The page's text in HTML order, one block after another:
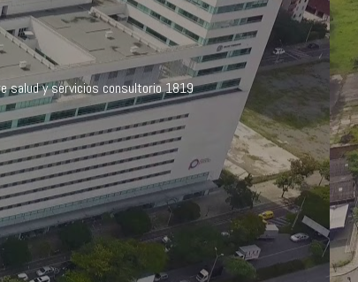
salud y servicios consultorio 1819